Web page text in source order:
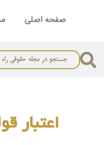
صفحه اصلی
اعتبار